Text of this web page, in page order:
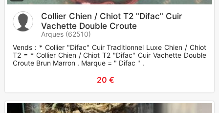
Collier Chien / Chiot T2 "Difac" Cuir
Vachette Double Croute
Arques (62510)
Vends : * Collier "Difac" Cuir Traditionnel Luxe Chien / Chiot
T2 = * Collier Chien / Chiot T2 "Difac" Cuir Vachette Double
Croute Brun Marron . Marque = " Difac " .
20 €